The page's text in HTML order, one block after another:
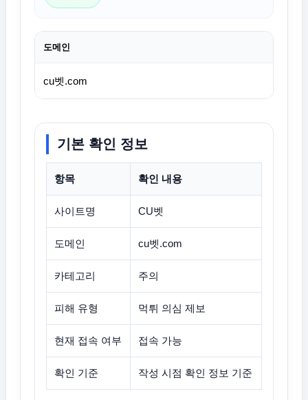
도메인
cu벳.com
기본 확인 정보
항목 확인 내용
사이트명 CU벳
도메인 cu벳.com
카테고리 주의
피해 유형 먹튀 의심 제보
현재 접속 여부 접속 가능
확인 기준 작성 시점 확인 정보 기준